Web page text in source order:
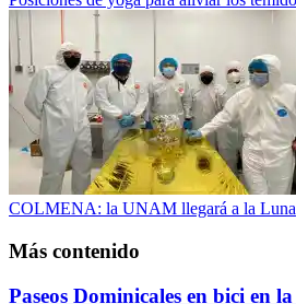
COLMENA: la UNAM llegará a la Luna
Más contenido
Paseos Dominicales en bici en